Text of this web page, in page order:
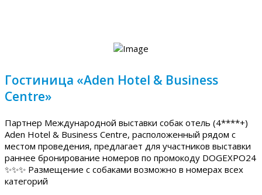
Гостиница «Aden Hotel & Business
Centre»
Партнер Международной выставки собак отель (4****+)
Aden Hotel & Business Centre, расположенный рядом с
местом проведения, предлагает для участников выставки
раннее бронирование номеров по промокоду DOGEXPO24
✨✨✨ Размещение с собаками возможно в номерах всех
категорий